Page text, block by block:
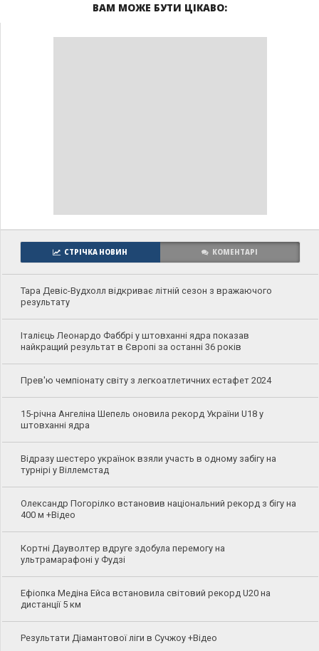
ВАМ МОЖЕ БУТИ ЦІКАВО:
СТРІЧКА НОВИН КОМЕНТАРІ
Тара Девіс-Вудхолл відкриває літній сезон з вражаючого
результату
Італієць Леонардо Фаббрі у штовханні ядра показав
найкращий результат в Європі за останні 36 років
Прев'ю чемпіонату світу з легкоатлетичних естафет 2024
15-річна Ангеліна Шепель оновила рекорд України U18 у
штовханні ядра
Відразу шестеро українок взяли участь в одному забігу на
турнірі у Віллемстад
Олександр Погорілко встановив національний рекорд з бігу на
400 м +Відео
Кортні Дауволтер вдруге здобула перемогу на
ультрамарафоні у Фудзі
Ефіопка Медіна Ейса встановила світовий рекорд U20 на
дистанції 5 км
Результати Діамантової ліги в Сучжоу +Відео